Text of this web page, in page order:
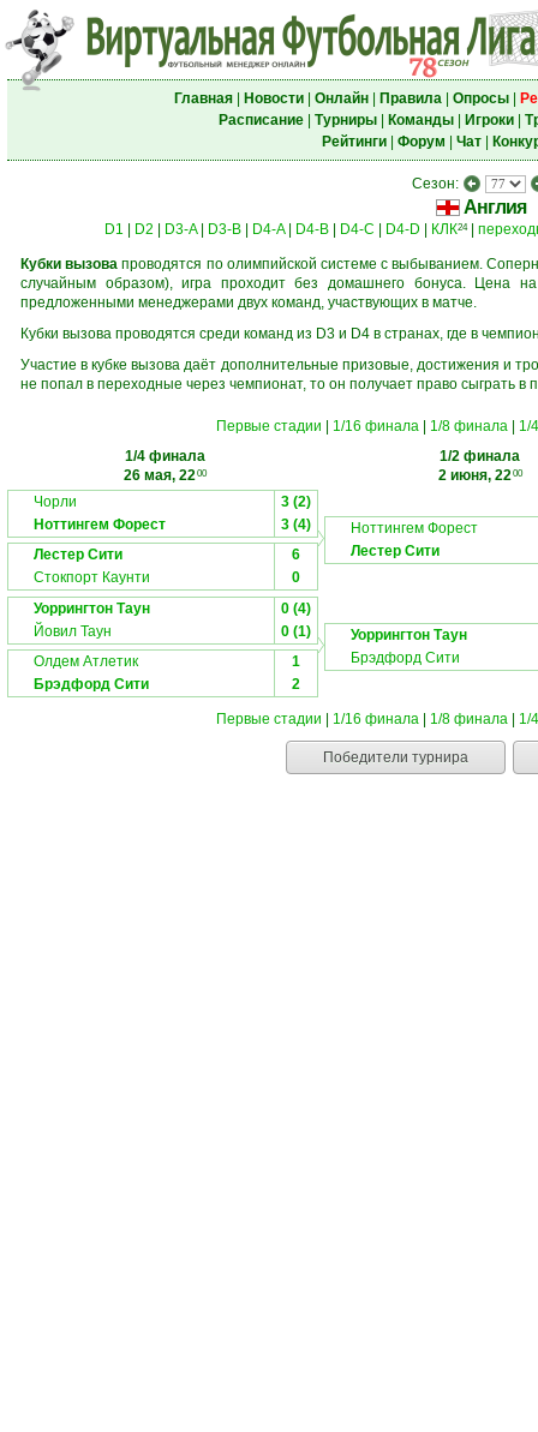
Главная| Новости| Онлайн| Правила| Опросы|
Расписание| Турниры| Команды| Игроки|
Рейтинги| Форум Чат|
Сезон:
Англия
D1 D2 D3-A| D3-B| D4-A| D4-B| D4-C D4-D КЛК24|
Кубки вызова проводятся по олимпийской системе с выбыванием.
случайным образом), игра проходит без домашнего бонуса. Цена
предложенными менеджерами двух команд, участвующих в матче.
Кубки вызова проводятся среди команд из D3 и D4 в странах, где в
Участие в кубке вызова даёт дополнительные призовые, достижения и
не попал в переходные через чемпионат, то он получает право сыграть
Первые стадии 1/16 финала| 1/8 финала|
1/
1/4 финала
26 мая, 2200
1/2 финала
2 июня, 2200
Чорли
3 (2)
Ноттингем Форест
3 (4)
Лестер Сити
6
Стокпорт Каунти
0
Ноттингем Форест
Лестер Сити
Уоррингтон Таун
0 (4)
Йовил Таун
0 (1)
Олдем Атлетик
1
Брэдфорд Сити
2
Уоррингтон Таун
Брэдфорд Сити
Первые стадии 1/16 финала| 1/8 финала| 1/
Победители турнира